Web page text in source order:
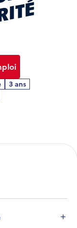
3 ans